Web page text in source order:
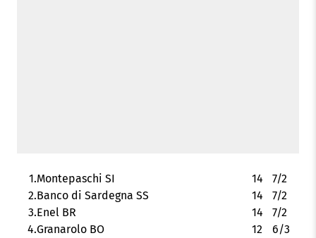
1.Montepaschi SI 14
7/2
2.Banco di Sardegna SS 14
7/2
3.Enel BR 14
7/2
4.Granarolo BO 12
6/3